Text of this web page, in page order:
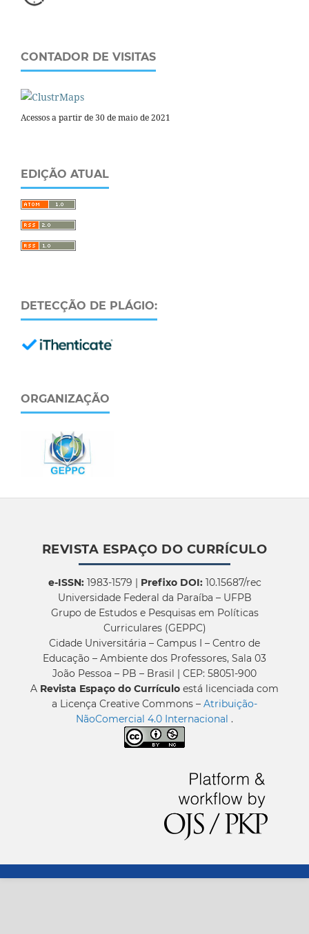
CONTADOR DE VISITAS
Acessos a partir de 30 de maio de 2021
EDIÇÃO ATUAL
DETECÇÃO DE PLÁGIO:
ORGANIZAÇÃO
REVISTA ESPAÇO DO CURRÍCULO
e-ISSN:1983-1579 | Prefixo DOI:10.15687/rec
Universidade Federal da Paraíba – UFPB
Grupo de Estudos e Pesquisas em Políticas
Curriculares (GEPPC)
Cidade Universitária – Campus I – Centro de
Educação – Ambiente dos Professores, Sala 03
João Pessoa – PB – Brasil | CEP: 58051-900
A Revista Espaço do Currículo está licenciada com
a Licença Creative Commons – Atribuição-
NãoComercial 4.0 Internacional .